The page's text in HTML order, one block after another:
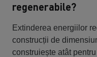
regenerabile?
Extinderea energiilor
construcții de
construiește atât